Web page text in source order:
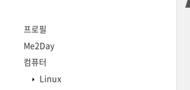
프로필
Me2Day
컴퓨터
Linux